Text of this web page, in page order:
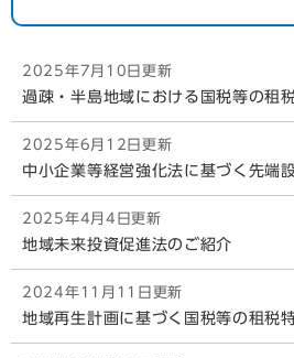
2025年7月10日更新
過疎・半島地域における国税等の租
2025年6月12日更新
中小企業等経営強化法に基づく先端
2025年4月4日更新
地域未来投資促進法のご紹介
2024年11月11日更新
地域再生計画に基づく国税等の租税